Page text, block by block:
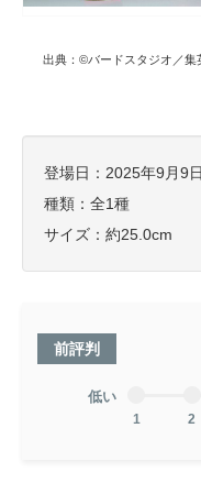
出典：©バードスタジオ／集
登場日：2025年9月9
種類：全1種
サイズ：約25.0cm
前評判
低い
1 2